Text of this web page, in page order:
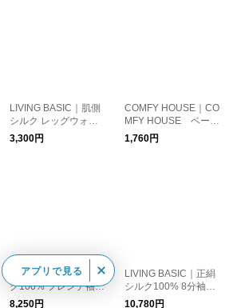
LIVING BASIC｜肌側
シルク レッグウォー
マー 防寒 ギフト 日本
製
3,300円
COMFY HOUSE｜CO
MFY HOUSE ベーシ
ックソックス 靴下 カ
ラフル ギフト 日本製
1,760円
LIVING BASIC｜シル
ク100% フレンチ袖ニ
ット Tシャツ トップス
8,250円
LIVING BASIC｜正絹
シルク100% 8分袖イ
ンナー ルームウェア
10,780円
アプリで見る